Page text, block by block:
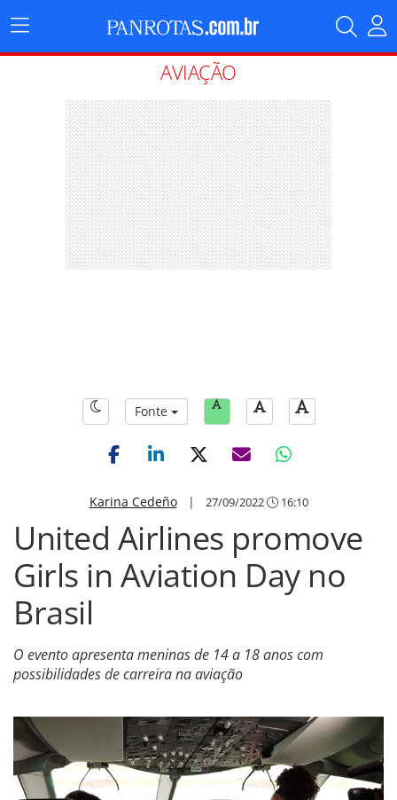
Menu
Principal
AVIAÇÃO
Fonte
Karina Cedeño| 27/09/2022 16:10
United Airlines promove
Girls in Aviation Day no
Brasil
O evento apresenta meninas de 14 a 18 anos com
possibilidades de carreira na aviação